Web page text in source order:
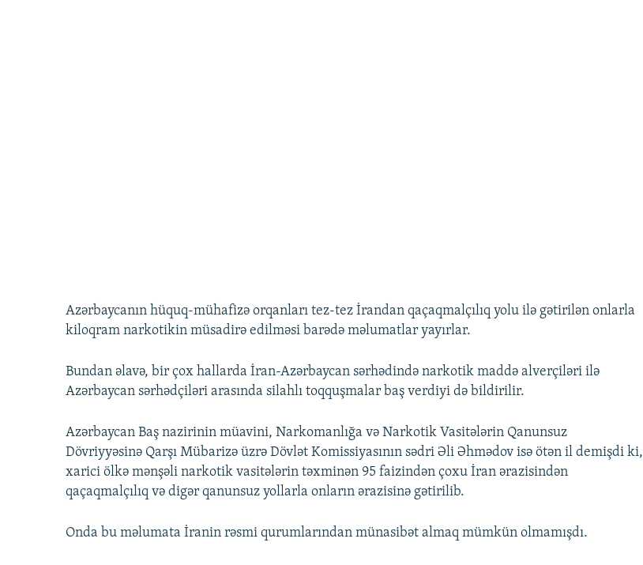
Azərbaycanın hüquq-mühafizə orqanları tez-tez İrandan qaçaqmalçılıq yolu ilə gətirilən onlarla
kiloqram narkotikin müsadirə edilməsi barədə məlumatlar yayırlar.
Bundan əlavə, bir çox hallarda İran-Azərbaycan sərhədində narkotik maddə alverçiləri ilə
Azərbaycan sərhədçiləri arasında silahlı toqquşmalar baş verdiyi də bildirilir.
Azərbaycan Baş nazirinin müavini, Narkomanlığa və Narkotik Vasitələrin Qanunsuz
Dövriyyəsinə Qarşı Mübarizə üzrə Dövlət Komissiyasının sədri Əli Əhmədov isə ötən il demişdi ki,
xarici ölkə mənşəli narkotik vasitələrin təxminən 95 faizindən çoxu İran ərazisindən
qaçaqmalçılıq və digər qanunsuz yollarla onların ərazisinə gətirilib.
Onda bu məlumata İranin rəsmi qurumlarından münasibət almaq mümkün olmamışdı.